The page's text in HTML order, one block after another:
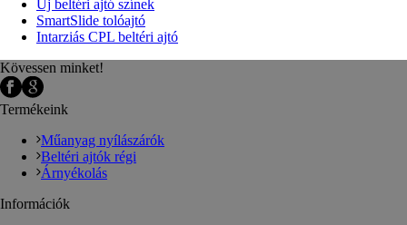
Új beltéri ajtó színek
SmartSlide tolóajtó
Intarziás CPL beltéri ajtó
Kövessen minket!
Termékeink
Műanyag nyílászárók
Beltéri ajtók régi
Árnyékolás
Információk